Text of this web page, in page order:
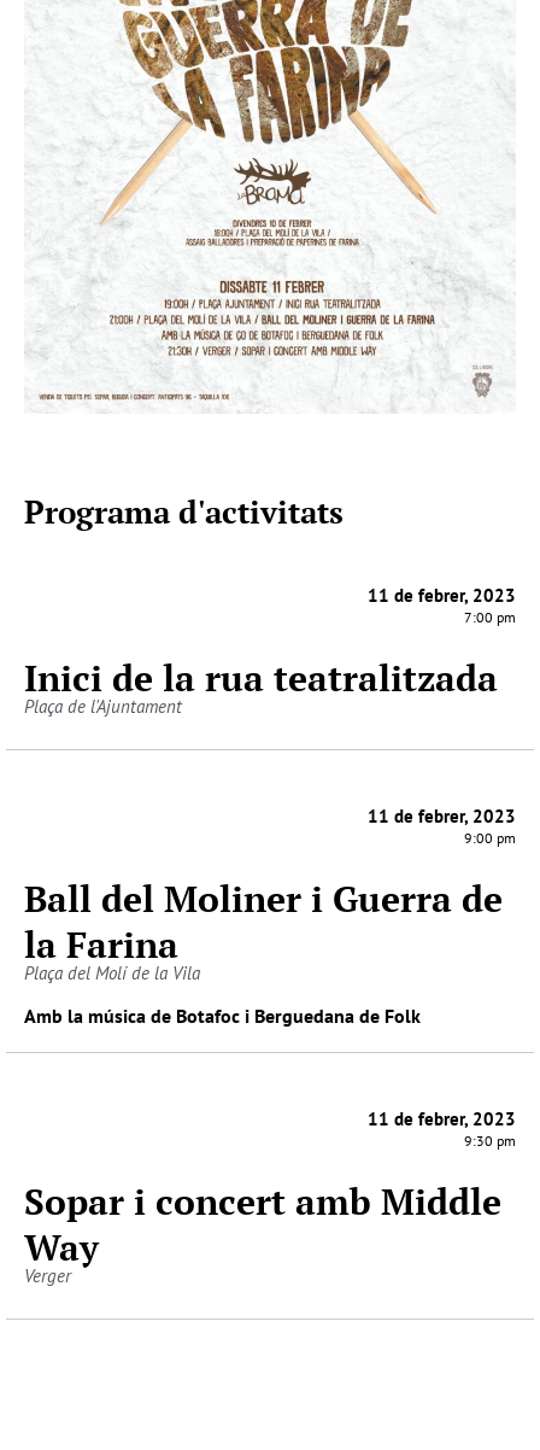
Programa d'activitats
11 de febrer, 2023
7:00 pm
Inici de la rua teatralitzada
Plaça de l'Ajuntament
11 de febrer, 2023
9:00 pm
Ball del Moliner i Guerra de
la Farina
Plaça del Molí de la Vila
Amb la música de Botafoc i Berguedana de Folk
11 de febrer, 2023
9:30 pm
Sopar i concert amb Middle
Way
Verger